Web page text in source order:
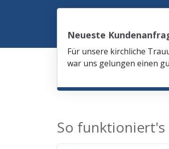
Neueste
Für unsere kirchliche
war uns gelungen einen
So funktioniert's